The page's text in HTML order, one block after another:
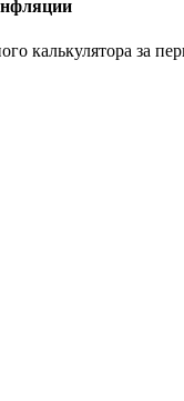
калькулятора за